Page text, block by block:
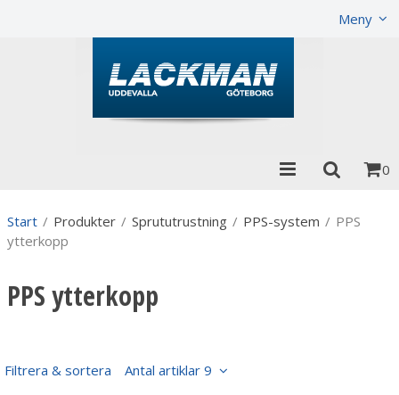
Meny
0
Start / Produkter / Sprututrustning / PPS-system / PPS
ytterkopp
PPS ytterkopp
Filtrera & sortera Antal artiklar 9